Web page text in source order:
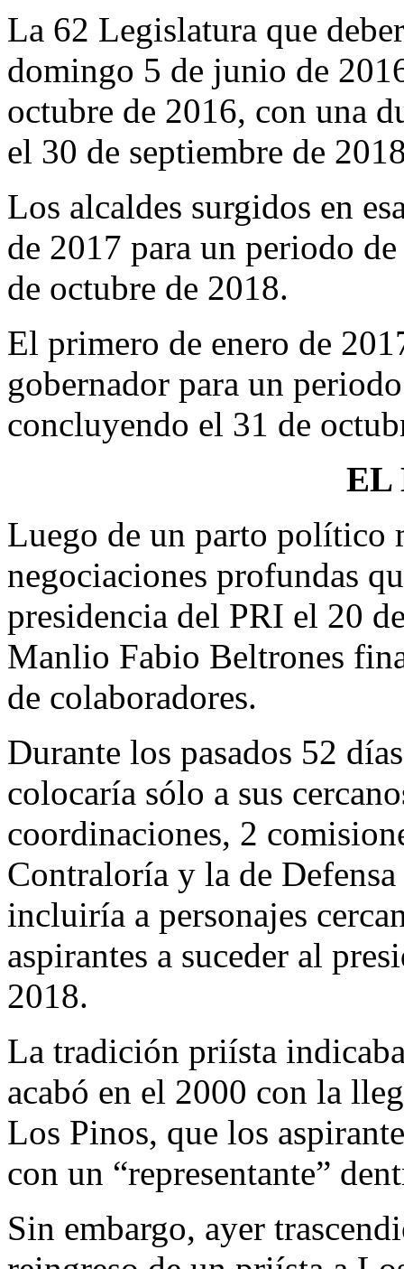
La 62 Legislatura que
domingo 5 de junio de
octubre de 2016, con una
el 30 de septiembre de
Los alcaldes surgidos en
de 2017 para un periodo
de octubre de 2018.
El primero de enero de
gobernador para un
concluyendo el 31 de
EL
Luego de un parto político
negociaciones profundas
presidencia del PRI el 20
Manlio Fabio Beltrones
de colaboradores.
Durante los pasados 52
colocaría sólo a sus
coordinaciones, 2
Contraloría y la de
incluiría a personajes
aspirantes a suceder al
2018.
La tradición priísta
acabó en el 2000 con la
Los Pinos, que los
con un “representante”
Sin embargo, ayer